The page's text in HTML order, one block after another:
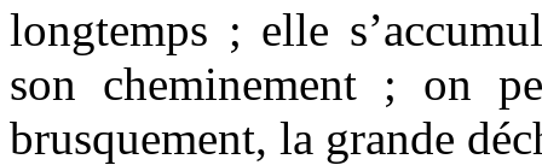
longtemps ; elle
son cheminement ; on
brusquement, la grande